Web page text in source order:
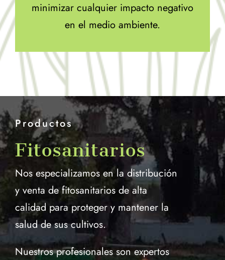
minimizar cualquier impacto negativo
en el medio ambiente.
Productos
Fitosanitarios
Nos especializamos en la distribución
y venta de fitosanitarios de alta
calidad para proteger y mantener la
salud de sus cultivos.
Nuestros profesionales son expertos